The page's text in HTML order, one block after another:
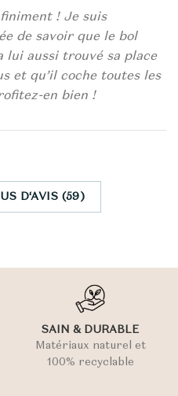
! Je suis
de savoir que le bol
lui aussi trouvé sa place
et qu’il coche toutes les
en bien !
D‘AVIS (59)
SAIN & DURABLE
Matériaux naturel et
100% recyclable